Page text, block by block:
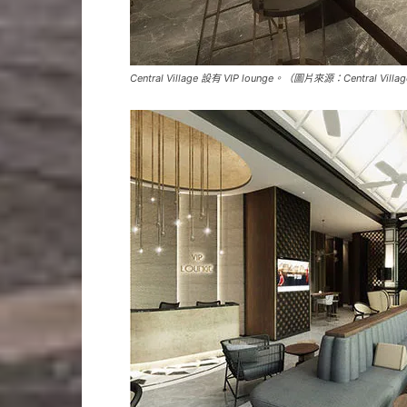
Central Village 設有 VIP lounge。（圖片來源：Central